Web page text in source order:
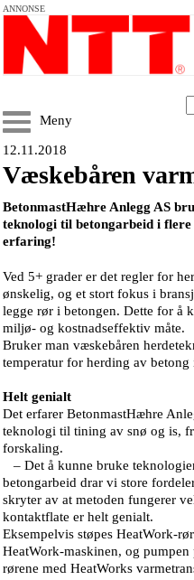
ANNONSE
Meny
12.11.2018
Væskebåren
BetonmastHæhre Anlegg AS
teknologi til betongarbeid i
erfaring!
Ved 5+ grader er det regler for
ønskelig, og et stort fokus i
legge rør i betongen. Dette for å
miljø- og kostnadseffektiv måte.
Bruker man væskebåren
temperatur for herding av
Helt genialt
Det erfarer BetonmastHæhre
teknologi til tining av snø og is,
forskaling.
– Det å kunne bruke
betongarbeid drar vi store
skryter av at metoden fungerer
kontaktflate er helt genialt.
Eksempelvis støpes HeatWork-
HeatWork-maskinen, og
rørene med HeatWorks